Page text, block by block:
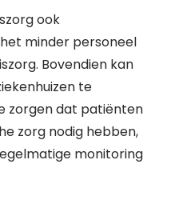
ook
minder personeel
Bovendien kan
te
zorgen dat patiënten
zorg nodig hebben,
monitoring